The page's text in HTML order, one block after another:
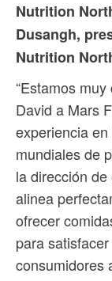
Nutrition
Dusangh,
Nutrition
“Estamos
David a Mars
experiencia
mundiales de
la dirección
alinea
ofrecer
para
consumidores